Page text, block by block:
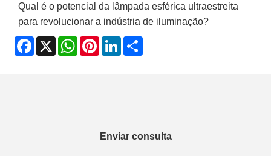
Qual é o potencial da lâmpada esférica ultraestreita
para revolucionar a indústria de iluminação?
Facebook
X WhatsApp
PinterestLinkedIn
Enviar consulta